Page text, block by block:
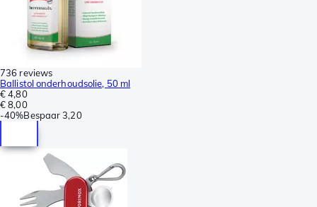
736 reviews
Ballistol onderhoudsolie, 50 ml
€ 4,80
€ 8,00
-40%Bespaar 3,20